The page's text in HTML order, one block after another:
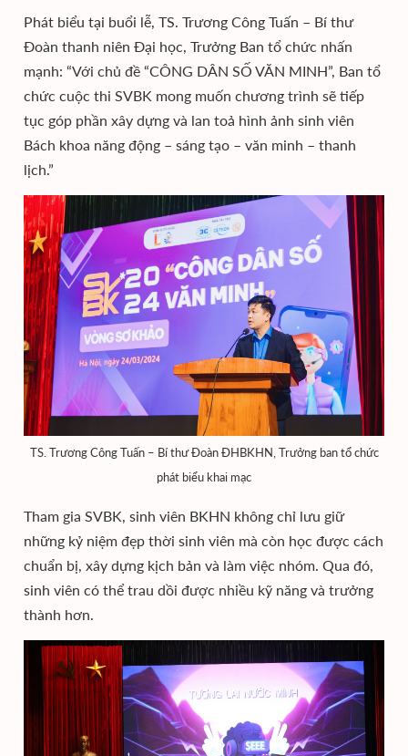
Phát biểu tại buổi lễ, TS. Trương Công Tuấn – Bí thư
Đoàn thanh niên Đại học, Trưởng Ban tổ chức nhấn
mạnh: “Với chủ đề “CÔNG DÂN SỐ VĂN MINH”, Ban tổ
chức cuộc thi SVBK mong muốn chương trình sẽ tiếp
tục góp phần xây dựng và lan toả hình ảnh sinh viên
Bách khoa năng động – sáng tạo – văn minh – thanh
lịch.”
TS. Trương Công Tuấn – Bí thư Đoàn ĐHBKHN, Trưởng ban tổ chức
phát biểu khai mạc
Tham gia SVBK, sinh viên BKHN không chỉ lưu giữ
những kỷ niệm đẹp thời sinh viên mà còn học được cách
chuẩn bị, xây dựng kịch bản và làm việc nhóm. Qua đó,
sinh viên có thể trau dồi được nhiều kỹ năng và trưởng
thành hơn.